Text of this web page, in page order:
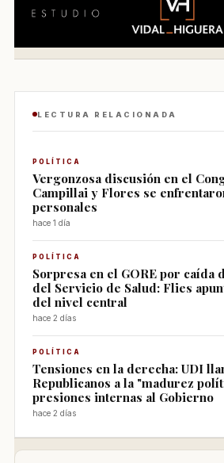
LECTURA RELACIONADA
POLÍTICA
Vergonzosa discusión en el
Campillai y Flores se
personales
hace 1 día
POLÍTICA
Sorpresa en el GORE por caída
del Servicio de Salud: Flies
del nivel central
hace 2 días
POLÍTICA
Tensiones en la derecha: UDI
Republicanos a la "madurez
presiones internas al Gobierno
hace 2 días